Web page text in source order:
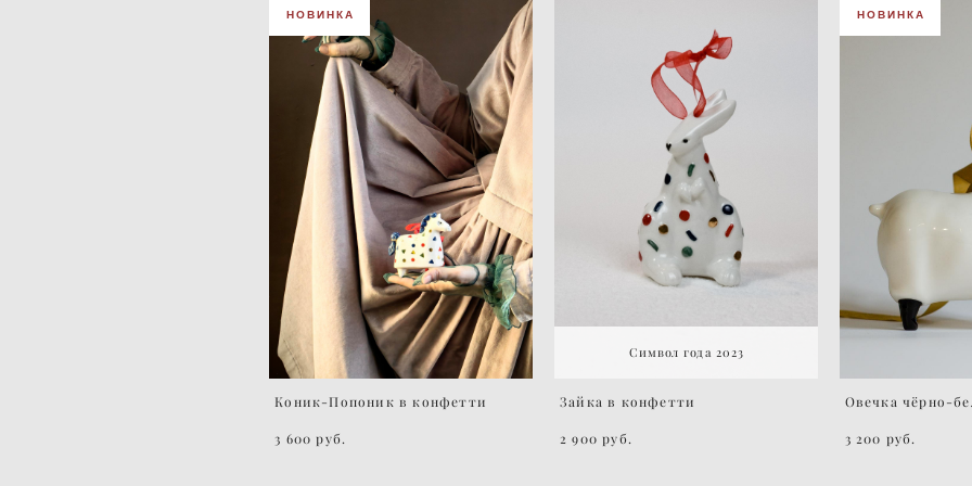
НОВИНКА
Коник-Попоник в конфетти
3 600 pуб.
Символ года 2023
Зайка в конфетти
2 900 pуб.
НОВИНКА
Овечка чёрно-
3 200 pуб.